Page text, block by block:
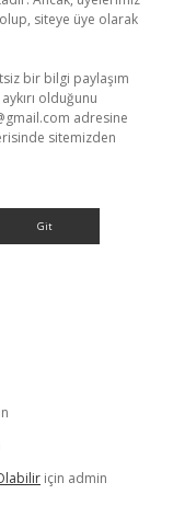
siteye üye olarak
bir bilgi paylaşım
olduğunu
adresine
sitemizden
için admin